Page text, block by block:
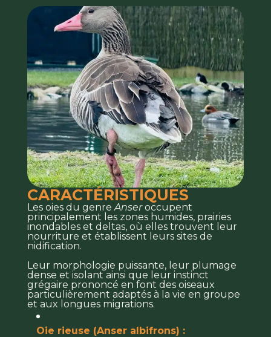
CARACTÉRISTIQUES
Les oies du genre Anseroccupent
principalement les zones humides, prairies
inondables et deltas, où elles trouvent leur
nourriture et établissent leurs sites de
nidification.
Leur morphologie puissante, leur plumage
dense et isolant ainsi que leur instinct
grégaire prononcé en font des oiseaux
particulièrement adaptés à la vie en groupe
et aux longues migrations.
Oie rieuse (Anser albifrons) :